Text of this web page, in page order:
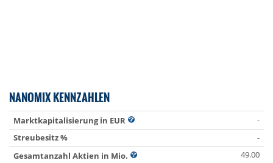
NANOMIX KENNZAHLEN
Marktkapitalisierung in EUR
-
Streubesitz %
-
Gesamtanzahl Aktien in Mio.
49.00